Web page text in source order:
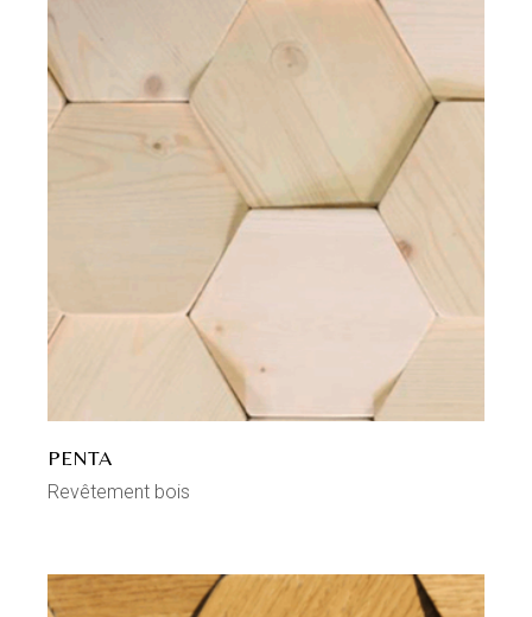
PENTA
Revêtement bois